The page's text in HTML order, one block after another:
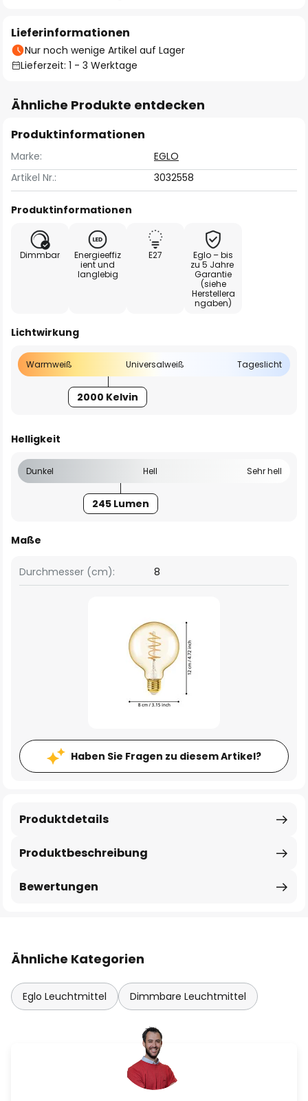
Lieferinformationen
Nur noch wenige Artikel auf Lager
Lieferzeit: 1 - 3 Werktage
Ähnliche Produkte entdecken
Produktinformationen
Marke:
EGLO
Artikel Nr.:
3032558
Produktinformationen
Dimmbar
Energieeffiz
ient und
langlebig
E27
Eglo – bis
zu 5 Jahre
Garantie
(siehe
Herstellera
ngaben)
Lichtwirkung
Warmweiß Universalweiß Tageslicht
2000 Kelvin
Helligkeit
Dunkel Hell Sehr hell
245 Lumen
Maße
Durchmesser (cm): 8
Haben Sie Fragen zu diesem Artikel?
Produktbeschreibung
Produktdetails
Bewertungen
Ähnliche Kategorien
Eglo Leuchtmittel Dimmbare Leuchtmittel